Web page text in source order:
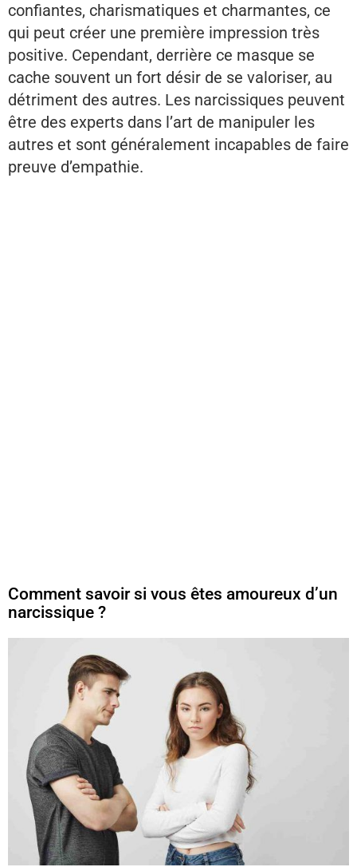
confiantes, charismatiques et charmantes, ce
qui peut créer une première impression très
positive. Cependant, derrière ce masque se
cache souvent un fort désir de se valoriser, au
détriment des autres. Les narcissiques peuvent
être des experts dans l’art de manipuler les
autres et sont généralement incapables de faire
preuve d’empathie.
Comment savoir si vous êtes amoureux d’un
narcissique ?